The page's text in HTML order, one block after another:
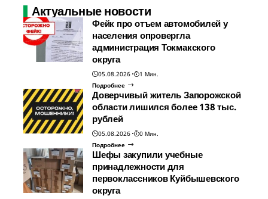
Актуальные новости
Фейк про отъем автомобилей у
населения опровергла
администрация Токмакского
округа
05.08.2026
1 Мин.
Подробнее
Доверчивый житель Запорожской
области лишился более 138 тыс.
рублей
05.08.2026
0 Мин.
Подробнее
Шефы закупили учебные
принадлежности для
первоклассников Куйбышевского
округа